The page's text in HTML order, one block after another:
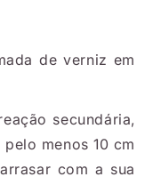
de verniz em
secundária,
menos 10 cm
com a sua